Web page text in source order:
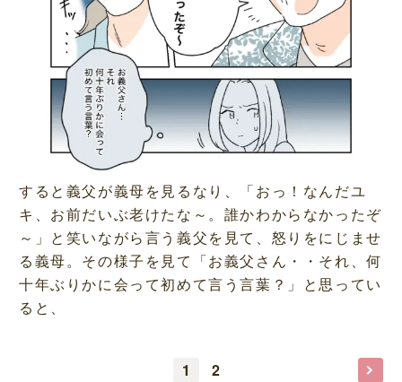
すると義父が義母を見るなり、「おっ！なんだユ
キ、お前だいぶ老けたな～。誰かわからなかったぞ
～」と笑いながら言う義父を見て、怒りをにじませ
る義母。その様子を見て「お義父さん・・それ、何
十年ぶりかに会って初めて言う言葉？」と思ってい
ると、
1 2